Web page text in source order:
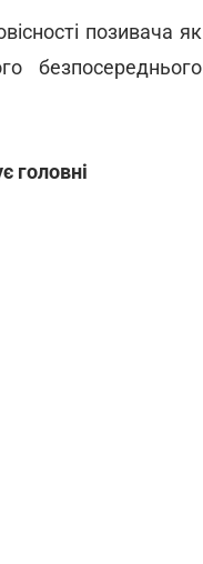
позивача як
безпосереднього
головні